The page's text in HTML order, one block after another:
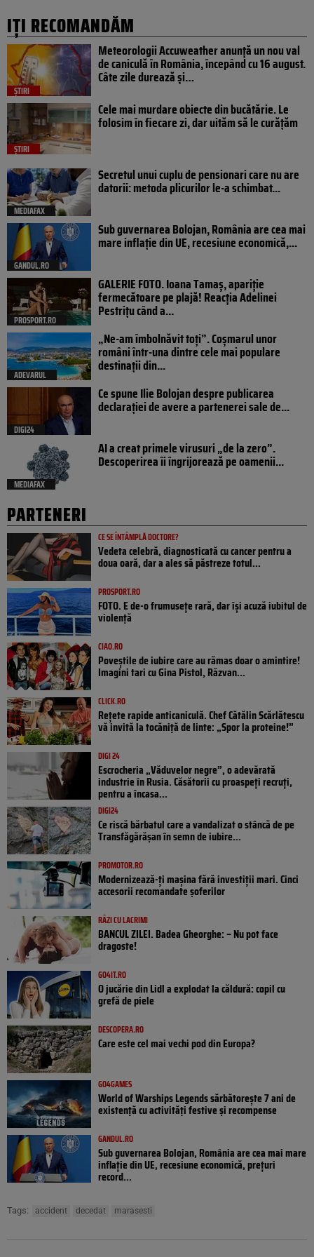
IȚI RECOMANDĂM
ȘTIRI
Meteorologii Accuweather anunță un nou val
de caniculă în România, începând cu 16 august.
Câte zile durează și…
ȘTIRI
Cele mai murdare obiecte din bucătărie. Le
folosim în fiecare zi, dar uităm să le curățăm
MEDIAFAX
Secretul unui cuplu de pensionari care nu are
datorii: metoda plicurilor le-a schimbat...
GANDUL.RO
Sub guvernarea Bolojan, România are cea mai
mare inflație din UE, recesiune economică,...
PROSPORT.RO
GALERIE FOTO. Ioana Tamaş, apariție
fermecătoare pe plajă! Reacția Adelinei
Pestrițu când a...
ADEVARUL
„Ne-am îmbolnăvit toți”. Coșmarul unor
români într-una dintre cele mai populare
destinații din...
DIGI24
Ce spune Ilie Bolojan despre publicarea
declarației de avere a partenerei sale de...
MEDIAFAX
AI a creat primele virusuri „de la zero”.
Descoperirea îi îngrijorează pe oamenii...
PARTENERI
CE SE ÎNTÂMPLĂ DOCTORE?
Vedeta celebră, diagnosticată cu cancer pentru a
doua oară, dar a ales să păstreze totul...
PROSPORT.RO
FOTO. E de-o frumusețe rară, dar își acuză iubitul de
violență
CIAO.RO
Poveştile de iubire care au rămas doar o amintire!
Imagini tari cu Gina Pistol, Răzvan...
CLICK.RO
Rețete rapide anticaniculă. Chef Cătălin Scărlătescu
vă invită la tocăniță de linte: „Spor la proteine!”
DIGI 24
Escrocheria „Văduvelor negre”, o adevărată
industrie în Rusia. Căsătorii cu proaspeți recruți,
pentru a încasa...
DIGI24
Ce riscă bărbatul care a vandalizat o stâncă de pe
Transfăgărășan în semn de iubire...
PROMOTOR.RO
Modernizează-ți mașina fără investiții mari. Cinci
accesorii recomandate șoferilor
RÂZI CU LACRIMI
BANCUL ZILEI. Badea Gheorghe: – Nu pot face
dragoste!
GO4IT.RO
O jucărie din Lidl a explodat la căldură: copil cu
grefă de piele
DESCOPERA.RO
Care este cel mai vechi pod din Europa?
GO4GAMES
World of Warships Legends sărbătorește 7 ani de
existență cu activități festive și recompense
GANDUL.RO
Sub guvernarea Bolojan, România are cea mai mare
inflație din UE, recesiune economică, prețuri
record...
Tags: accident decedat marasesti